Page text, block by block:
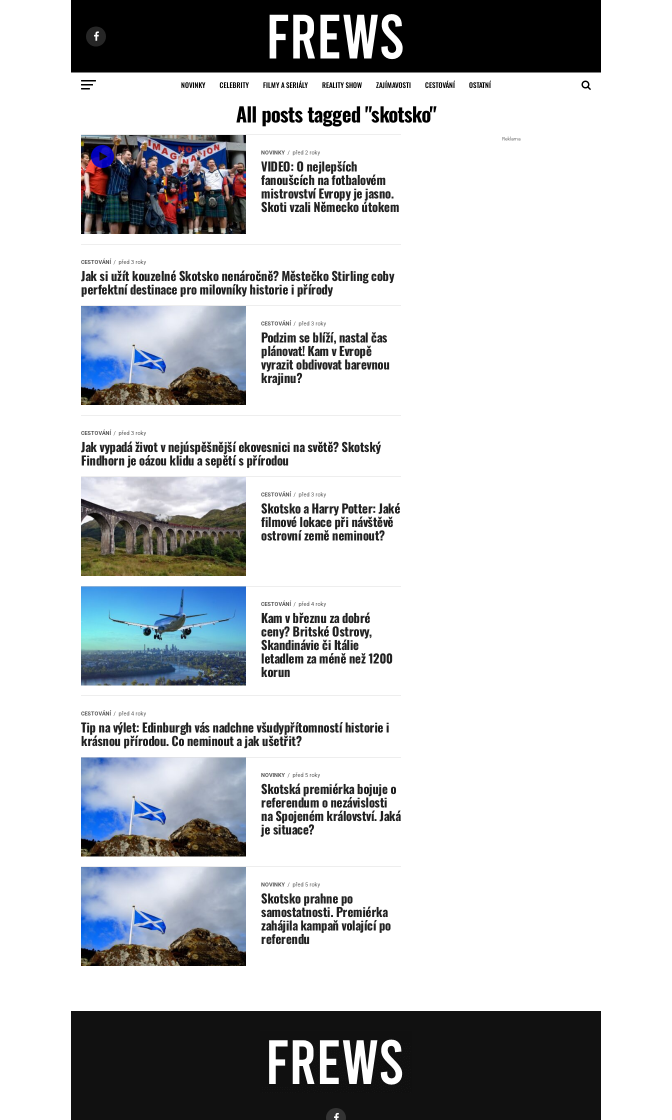
NOVINKY CELEBRITY FILMY A SERIÁLY REALITY SHOW ZAJÍMAVOSTI CESTOVÁNÍ OSTATNÍ
All posts tagged "skotsko"
NOVINKY před 2 roky
VIDEO: O nejlepších
fanoušcích na fotbalovém
mistrovství Evropy je jasno.
Skoti vzali Německo útokem
CESTOVÁNÍ před 3 roky
Jak si užít kouzelné Skotsko nenáročně? Městečko Stirling coby
perfektní destinace pro milovníky historie i přírody
CESTOVÁNÍ před 3 roky
Podzim se blíží, nastal čas
plánovat! Kam v Evropě
vyrazit obdivovat barevnou
krajinu?
CESTOVÁNÍ před 3 roky
Jak vypadá život v nejúspěšnější ekovesnici na světě? Skotský
Findhorn je oázou klidu a sepětí s přírodou
CESTOVÁNÍ před 3 roky
Skotsko a Harry Potter: Jaké
filmové lokace při návštěvě
ostrovní země neminout?
CESTOVÁNÍ před 4 roky
Kam v březnu za dobré
ceny? Britské Ostrovy,
Skandinávie či Itálie
letadlem za méně než 1200
korun
CESTOVÁNÍ před 4 roky
Tip na výlet: Edinburgh vás nadchne všudypřítomností historie i
krásnou přírodou. Co neminout a jak ušetřit?
NOVINKY před 5 roky
Skotská premiérka bojuje o
referendum o nezávislosti
na Spojeném království. Jaká
je situace?
NOVINKY před 5 roky
Skotsko prahne po
samostatnosti. Premiérka
zahájila kampaň volající po
referendu
Reklama